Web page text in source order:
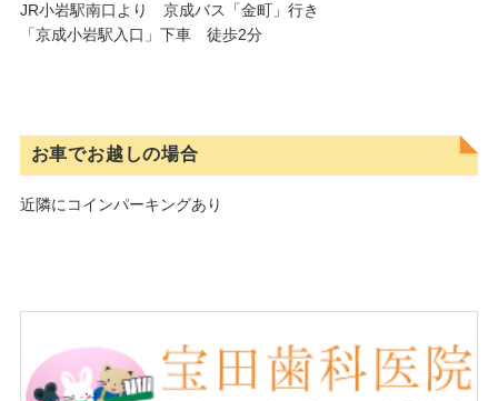
JR小岩駅南口より 京成バス「金町」行き
「京成小岩駅入口」下車 徒歩2分
お車でお越しの場合
近隣にコインパーキングあり